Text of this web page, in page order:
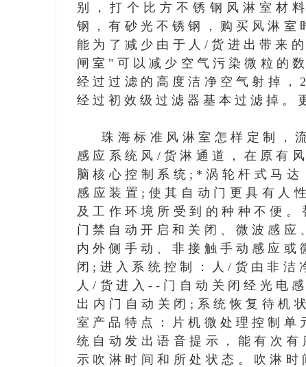
别，打个比方不锈钢风淋室材
钢，有砂光不锈钢，购买风淋室
能为了减少由于人/货进出带来
闸室"可以减少空气污染微粒的
经过过滤的高度洁净空气射掉
经过初效级过滤器基本过滤掉。
珠海标准风淋室怎样定制，
感应系统风/货淋通道，在原有
脑核心控制系统;*涡轮杆式马
感应装置;使其自动门更具有人
及工作环境所受到的种种不便
门禁自动开启和关闭、微波感
内外侧手动、非接触手动感应
闭;进入系统控制：人/货由非
人/货进入--门自动关闭经光电
出内门自动关闭;系统恢复待机
室产品特点：片机微处理控制单
统自动发出语音提示，能有次
示吹淋时间和所处状态。吹淋